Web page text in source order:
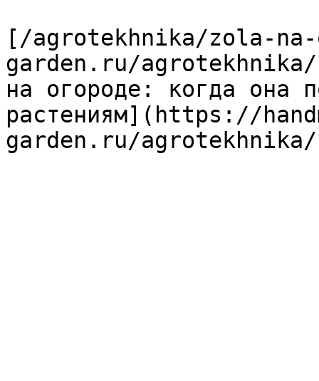
[/agrotekhnika/zola-
garden.ru/
на огороде: когда она
растениям](https://